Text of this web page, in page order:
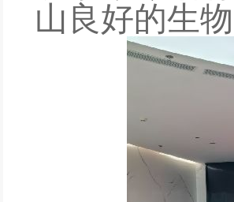
山良好的生